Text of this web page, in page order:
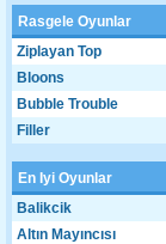
Rasgele Oyunlar
Ziplayan Top
Bloons
Bubble Trouble
Filler
En Iyi Oyunlar
Balikcik
Altın Mayıncısı